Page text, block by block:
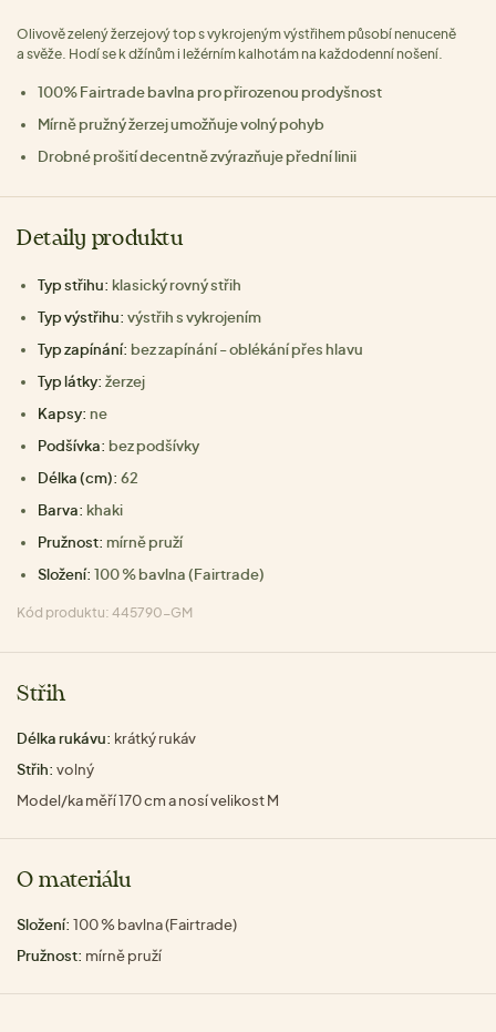
Olivově zelený žerzejový top s vykrojeným výstřihem působí nenuceně
a svěže. Hodí se k džínům i ležérním kalhotám na každodenní nošení.
100% Fairtrade bavlna pro přirozenou prodyšnost
Mírně pružný žerzej umožňuje volný pohyb
Drobné prošití decentně zvýrazňuje přední linii
Detaily produktu
Typ střihu: klasický rovný střih
Typ výstřihu: výstřih s vykrojením
Typ zapínání: bez zapínání - oblékání přes hlavu
Typ látky: žerzej
Kapsy: ne
Podšívka: bez podšívky
Délka (cm): 62
Barva: khaki
Pružnost: mírně pruží
Složení: 100 % bavlna (Fairtrade)
Kód produktu: 445790-GM
Střih
Délka rukávu: krátký rukáv
Střih: volný
Model/ka měří 170 cm a nosí velikost M
O materiálu
Složení: 100 % bavlna (Fairtrade)
Pružnost: mírně pruží